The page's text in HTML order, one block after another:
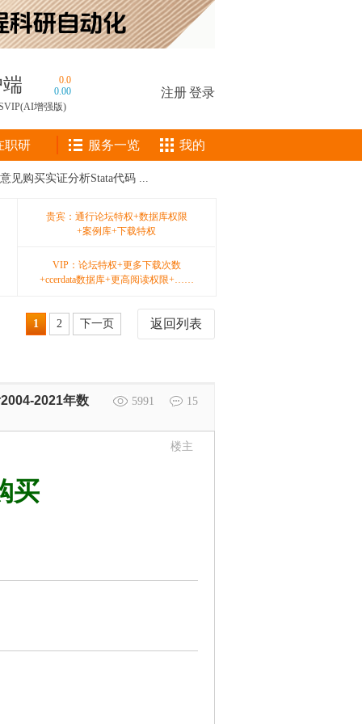
0.0
0.00
增强版)
注册登录
职研 服务一览 我的
见购买实证分析Stata代码 ...
贵宾：通行论坛特权+数据库权限
+案例库+下载特权
VIP：论坛特权+更多下载次数
+ccerdata数据库+更高阅读权限+……
返回列表
1 2 下一页
5991 15
2021年数
楼主
买